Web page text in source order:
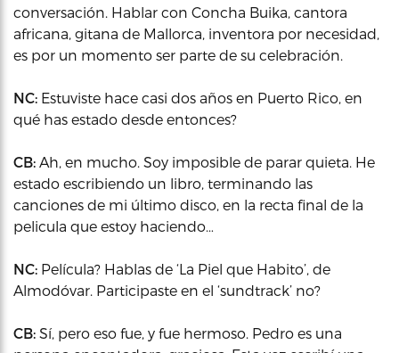
conversación. Hablar con Concha Buika, cantora
africana, gitana de Mallorca, inventora por necesidad,
es por un momento ser parte de su celebración.
NC: Estuviste hace casi dos años en Puerto Rico, en
qué has estado desde entonces?
CB: Ah, en mucho. Soy imposible de parar quieta. He
estado escribiendo un libro, terminando las
canciones de mi último disco, en la recta final de la
pelicula que estoy haciendo…
NC: Película? Hablas de ‘La Piel que Habito’, de
Almodóvar. Participaste en el ‘sundtrack’ no?
CB: Sí, pero eso fue, y fue hermoso. Pedro es una